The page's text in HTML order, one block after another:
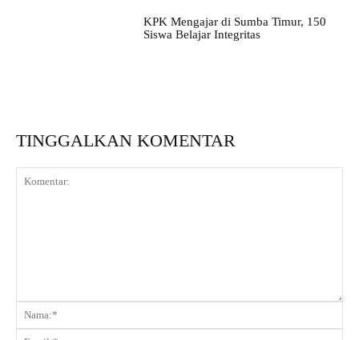
KPK Mengajar di Sumba Timur, 150
Siswa Belajar Integritas
TINGGALKAN KOMENTAR
Komentar: